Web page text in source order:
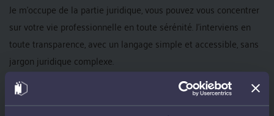
Je m'occupe de la partie juridique, vous pouvez vous concentrer
sur votre vie professionnelle en toute sérénité. J’interviens en
toute transparence, avec un langage simple et accessible, sans
jargon juridique complexe.
Mon objectif :